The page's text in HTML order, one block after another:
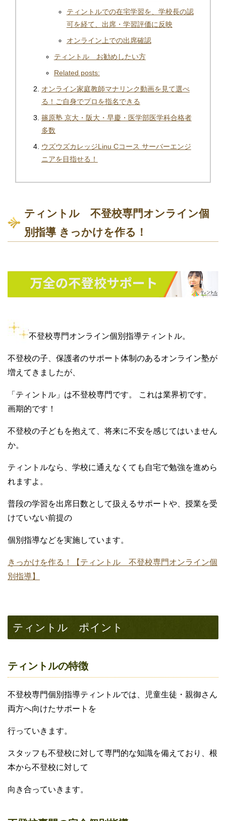
ティントルでの在宅学習を、学校長の認
可を経て、出席・学習評価に反映
オンライン上での出席確認
ティントル お勧めしたい方
Related posts:
オンライン家庭教師マナリンク動画を見て選べ
る！ご自身でプロを指名できる
篠原塾 京大・阪大・早慶・医学部医学科合格者
多数
ウズウズカレッジLinu Cコース サーバーエンジ
ニアを目指せる！
ティントル 不登校専門オンライン個
別指導 きっかけを作る！
不登校専門オンライン個別指導ティントル。
不登校の子、保護者のサポート体制のあるオンライン塾が
増えてきましたが、
「ティントル」は不登校専門です。 これは業界初です。
画期的です！
不登校の子どもを抱えて、将来に不安を感じてはいません
か。
ティントルなら、学校に通えなくても自宅で勉強を進めら
れますよ。
普段の学習を出席日数として扱えるサポートや、授業を受
けていない前提の
個別指導などを実施しています。
きっかけを作る！【ティントル 不登校専門オンライン個
別指導】
ティントル ポイント
ティントルの特徴
不登校専門個別指導ティントルでは、児童生徒・親御さん
両方へ向けたサポートを
行っていきます。
スタッフも不登校に対して専門的な知識を備えており、根
本から不登校に対して
向き合っていきます。